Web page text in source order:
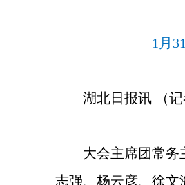
1月
湖北日报讯 （
大会主席团常务
志强、杨云彦、徐文